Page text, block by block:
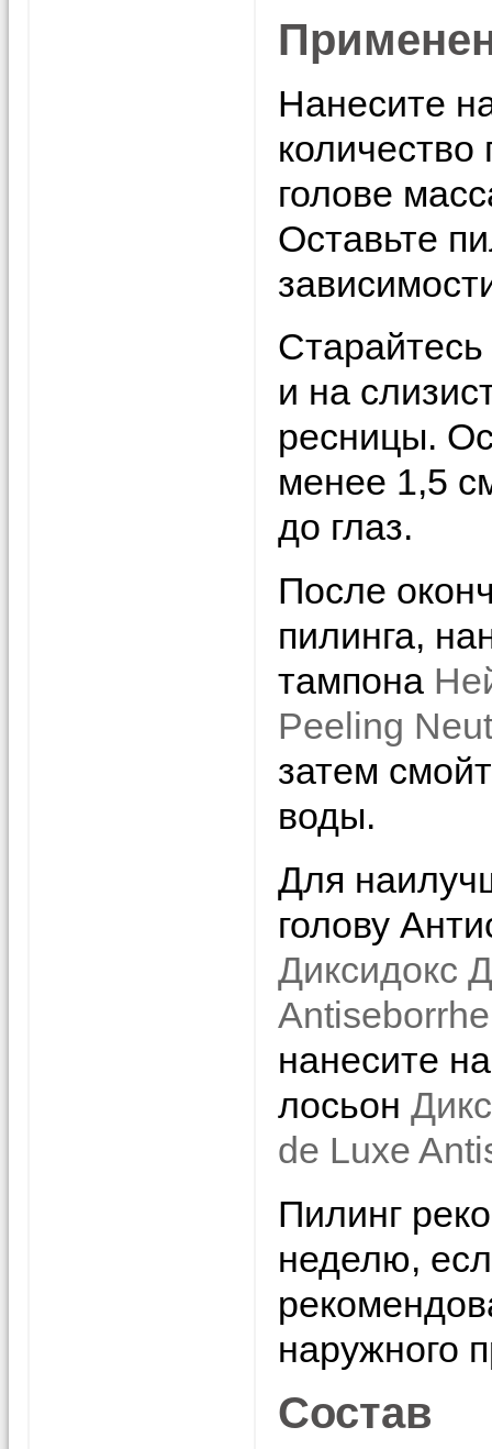
Нанесите
количество
голове
Оставьте
Старайтесь
и на
ресницы.
менее 1,5
до глаз.
После
пилинга,
тампона
Peeling
затем
воды.
Для
голову
Диксидокс
нанесите
лосьон
de Luxe
Пилинг
неделю,
наружного
Состав